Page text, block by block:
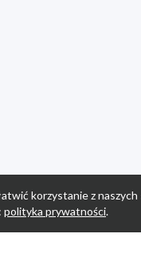
korzystanie z
polityka prywatności.